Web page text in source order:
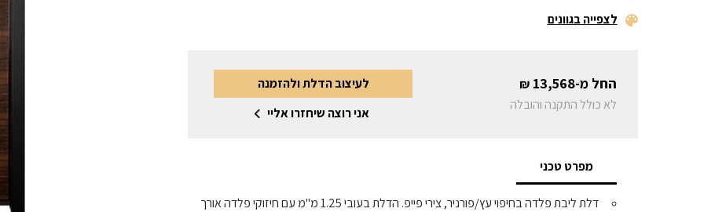
לצפייה בגוונים
החל מ- ₪13,568
לא כולל התקנה והובלה
לעיצוב הדלת ולהזמנה
אני רוצה שיחזרו אליי
מפרט טכני
דלת ליבת פלדה בחיפוי עץ/פורניר, צירי פייפ. הדלת בעובי 1.25 מ"מ עם חיזוקי פלדה אורך